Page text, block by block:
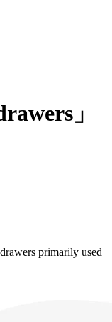
」
primarily used